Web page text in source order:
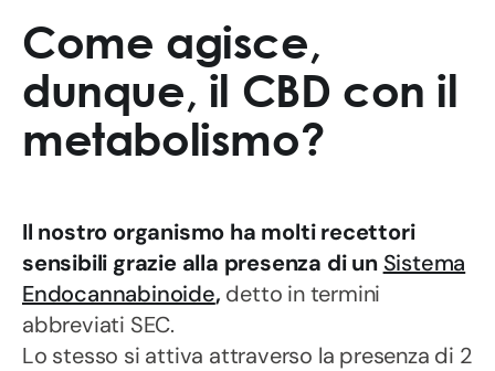
Come agisce,
dunque, il CBD con il
metabolismo?
Il nostro organismo ha molti recettori
sensibili grazie alla presenza di un Sistema
Endocannabinoide, detto in termini
abbreviati SEC.
Lo stesso si attiva attraverso la presenza di 2